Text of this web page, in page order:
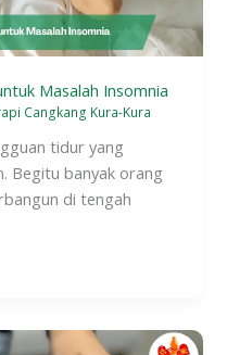
Masalah Insomnia
Cangkang Kura-Kura
tidur yang
Begitu banyak orang
di tengah